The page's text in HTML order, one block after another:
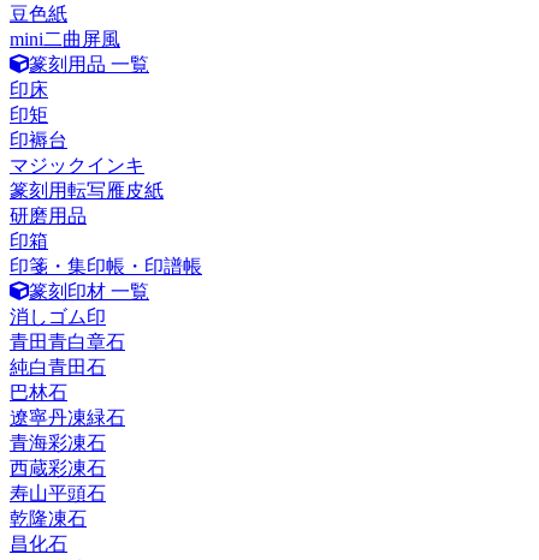
豆色紙
mini二曲屏風
篆刻用品 一覧
印床
印矩
印褥台
マジックインキ
篆刻用転写雁皮紙
研磨用品
印箱
印箋・集印帳・印譜帳
篆刻印材 一覧
消しゴム印
青田青白章石
純白青田石
巴林石
遼寧丹凍緑石
青海彩凍石
西蔵彩凍石
寿山平頭石
乾隆凍石
昌化石